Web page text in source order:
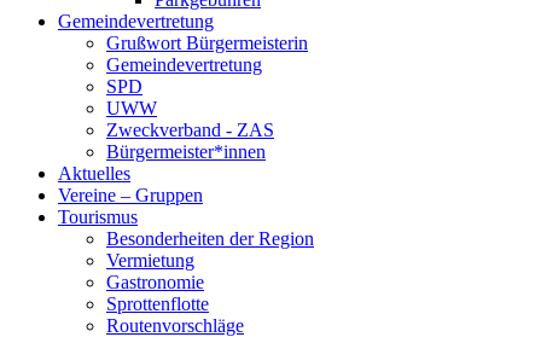
Gemeindevertretung
Grußwort Bürgermeisterin
Gemeindevertretung
SPD
UWW
Zweckverband - ZAS
Bürgermeister*innen
Aktuelles
Vereine – Gruppen
Tourismus
Besonderheiten der Region
Vermietung
Gastronomie
Sprottenflotte
Routenvorschläge